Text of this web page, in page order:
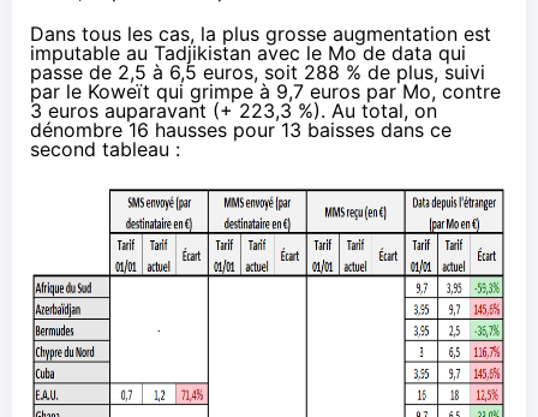
Dans tous les cas, la plus grosse augmentation est
imputable au Tadjikistan avec le Mo de data qui
passe de 2,5 à 6,5 euros, soit 288 % de plus, suivi
par le Koweït qui grimpe à 9,7 euros par Mo, contre
3 euros auparavant (+ 223,3 %). Au total, on
dénombre 16 hausses pour 13 baisses dans ce
second tableau :